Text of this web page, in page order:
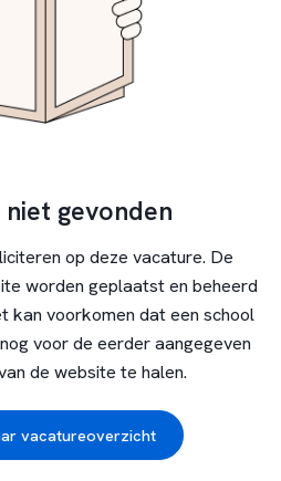
gevonden
op deze vacature. De
worden geplaatst en beheerd
kan voorkomen dat een school
voor de eerder aangegeven
de website te halen.
vacatureoverzicht